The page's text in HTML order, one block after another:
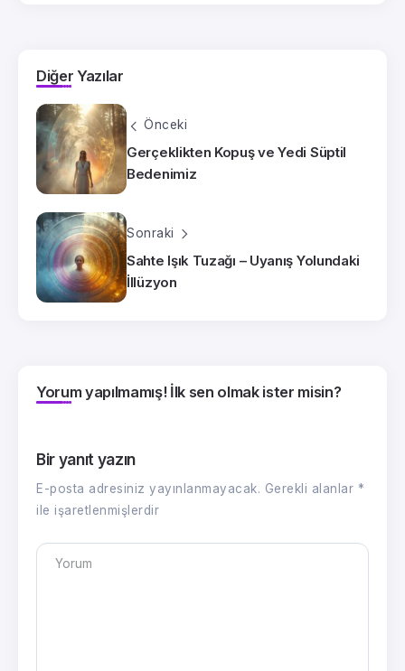
Diğer Yazılar
Önceki
Gerçeklikten Kopuş ve Yedi Süptil
Bedenimiz
Sonraki
Sahte Işık Tuzağı – Uyanış Yolundaki
İllüzyon
Yorum yapılmamış! İlk sen olmak ister misin?
Bir yanıt yazın
E-posta adresiniz yayınlanmayacak. Gerekli alanlar *
ile işaretlenmişlerdir